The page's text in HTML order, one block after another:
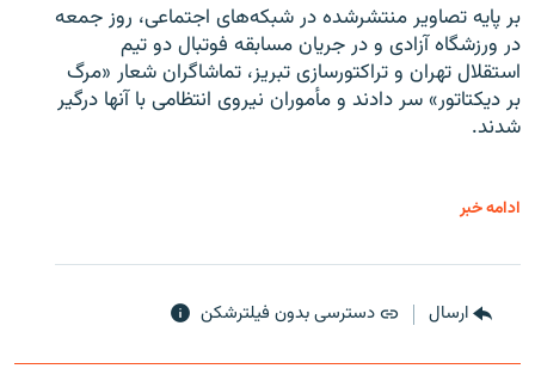
بر پایه تصاویر منتشرشده در شبکه‌های اجتماعی، روز جمعه
در ورزشگاه آزادی و در جریان مسابقه فوتبال دو تیم
استقلال تهران و تراکتورسازی تبریز، تماشاگران شعار «مرگ
بر دیکتاتور» سر دادند و مأموران نیروی انتظامی با آنها درگیر
شدند.
ادامه خبر
ارسال دسترسی بدون فیلترشکن